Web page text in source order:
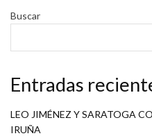
Buscar
Entradas
LEO JIMÉNEZ Y SARATOGA
IRUÑA